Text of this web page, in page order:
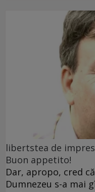
libertstea de
Buon appetito!
Dar, apropo, cred
Dumnezeu s-a mai